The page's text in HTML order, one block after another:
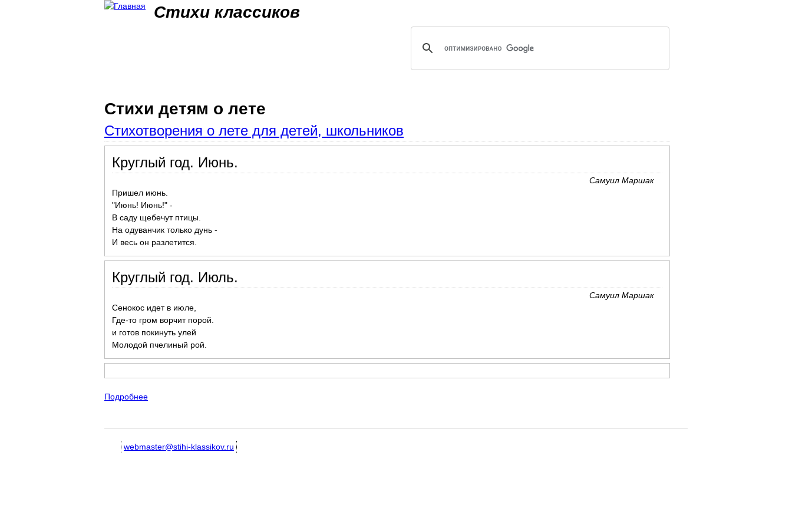
Стихи классиков
Стихи детям о лете
Стихотворения о лете для детей, школьников
Круглый год. Июнь.
Самуил Маршак
Пришел июнь.
"Июнь! Июнь!" -
В саду щебечут птицы.
На одуванчик только дунь -
И весь он разлетится.
Круглый год. Июль.
Самуил Маршак
Сенокос идет в июле,
Где-то гром ворчит порой.
и готов покинуть улей
Молодой пчелиный рой.
Подробнее
webmaster@stihi-klassikov.ru